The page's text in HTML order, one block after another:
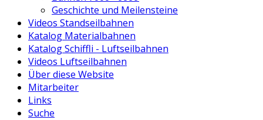
Geschichte und Meilensteine
Videos Standseilbahnen
Katalog Materialbahnen
Katalog Schiffli - Luftseilbahnen
Videos Luftseilbahnen
Über diese Website
Mitarbeiter
Links
Suche